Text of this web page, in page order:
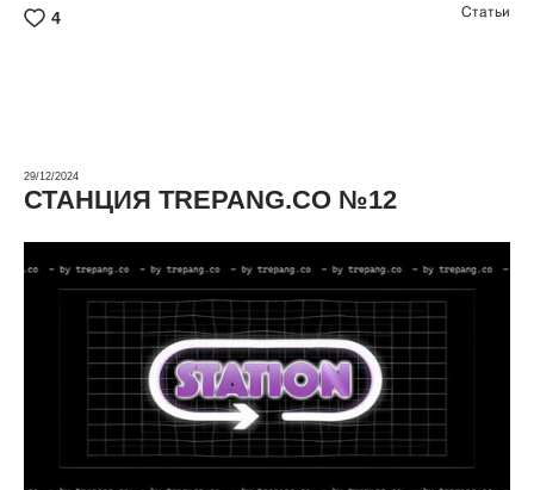
4 Статьи
29/12/2024
СТАНЦИЯ TREPANG.CO №12